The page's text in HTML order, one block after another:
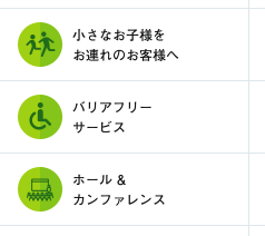
小さなお子様を
お連れのお客様へ
バリアフリー
サービス
ホール &
カンファレンス